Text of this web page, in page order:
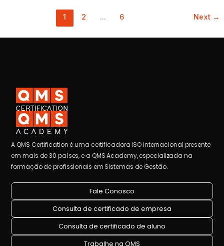
1 2 … 6 Next →
A QMS Certification é uma certificadora ISO internacional presente
em mais de 30 países, e a QMS Academy, especializada na
formação de profissionais em Sistemas de Gestão.
Fale Conosco
Consulta de certificado de empresa
Consulta de certificado de aluno
Trabalhe na QMS